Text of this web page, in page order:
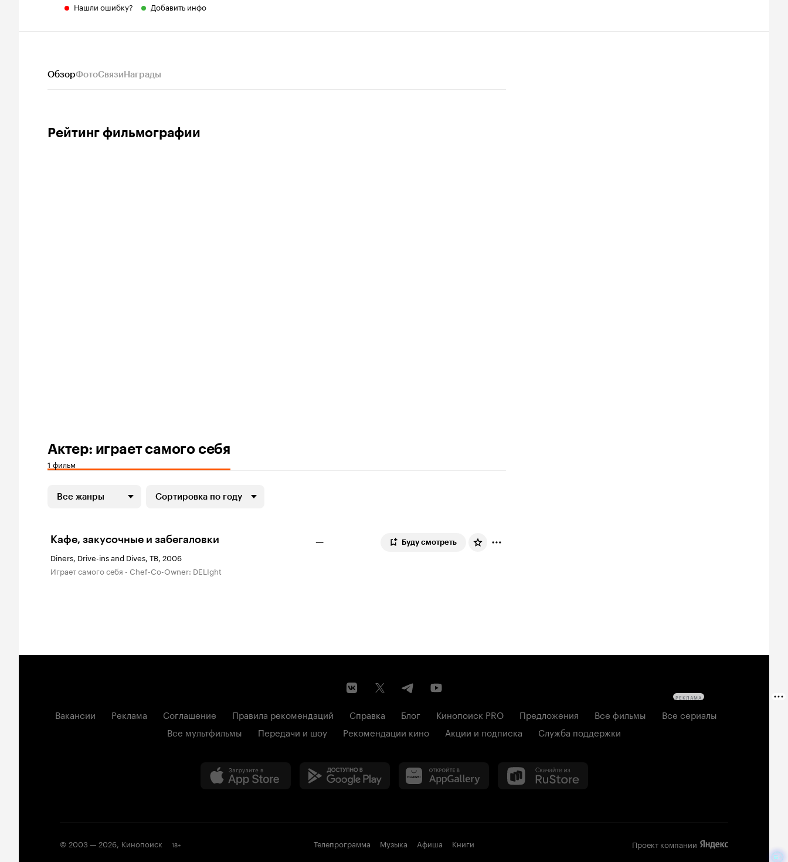
Нашли ошибку? Добавить инфо
ОбзорФотоСвязиНаграды
Рейтинг фильмографии
Актер: играет самого себя
1 фильм
Все жанры Сортировка по году
Кафе, закусочные и забегаловки
Diners, Drive-ins and Dives, ТВ, 2006
играет самого себя - Chef-Co-Owner: DELIght
— Буду смотреть
Вакансии Реклама Соглашение Правила рекомендаций Справка Блог Кинопоиск PRO Предложения Все фильмы
Все сериалы
Все мультфильмы
Передачи и шоу Рекомендации кино Акции и подписка Служба поддержки
© 2003 —2026, Кинопоиск 18+ Телепрограмма Музыка Афиша Книги Проект компании
РЕКЛАМА